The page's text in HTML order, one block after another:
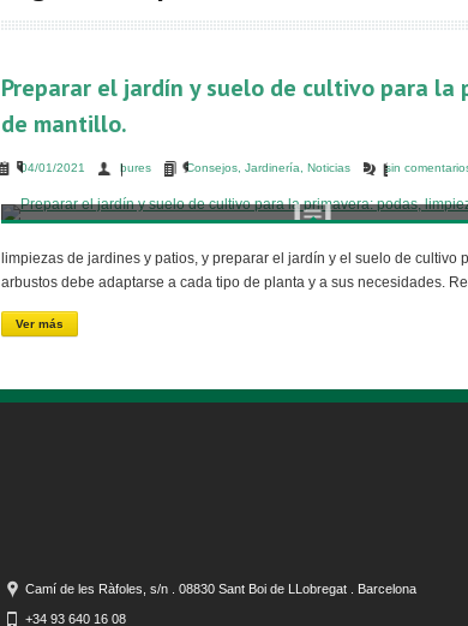
Preparar el jardín y suelo de cultivo para la
de mantillo.
04/01/2021 bures Consejos Jardinería Noticias sin
limpiezas de jardines y patios, y preparar el jardín y el suelo de
arbustos debe adaptarse a cada tipo de planta y a sus necesidades.
Ver más
Camí de les Ràfoles, s/n . 08830 Sant Boi de LLobregat . Barcelona
+34 93 640 16 08